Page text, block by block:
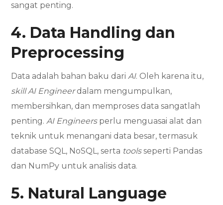
sangat penting.
4. Data Handling dan
Preprocessing
Data adalah bahan baku dariAI. Oleh karena itu,
skill AI Engineerdalam mengumpulkan,
membersihkan, dan memproses data sangatlah
penting.AI Engineersperlu menguasai alat dan
teknik untuk menangani data besar, termasuk
database SQL, NoSQL, serta toolsseperti Pandas
dan NumPy untuk analisis data.
5. Natural Language